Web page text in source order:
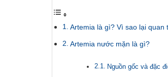
Artemia là gì? Vì sao lại quan
Artemia nước mặn là gì?
Nguồn gốc và đặc